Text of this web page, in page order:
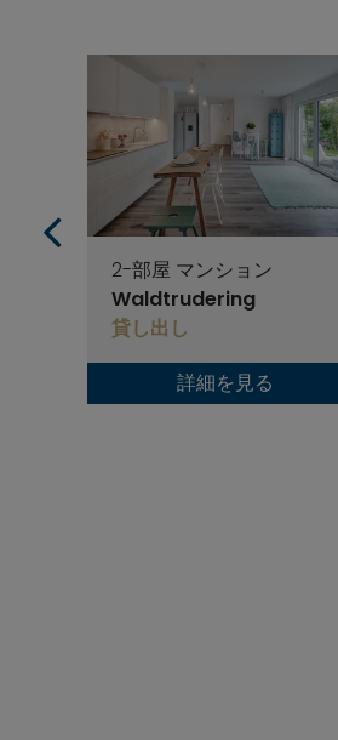
2-部屋 マンション
Waldtrudering
貸し出し
詳細を見る